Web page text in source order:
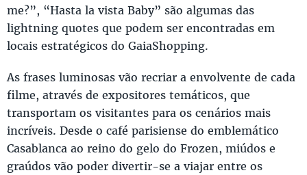
me?”, “Hasta la vista Baby” são algumas das
lightning quotes que podem ser encontradas em
locais estratégicos do GaiaShopping.
As frases luminosas vão recriar a envolvente de cada
filme, através de expositores temáticos, que
transportam os visitantes para os cenários mais
incríveis. Desde o café parisiense do emblemático
Casablanca ao reino do gelo do Frozen, miúdos e
graúdos vão poder divertir-se a viajar entre os